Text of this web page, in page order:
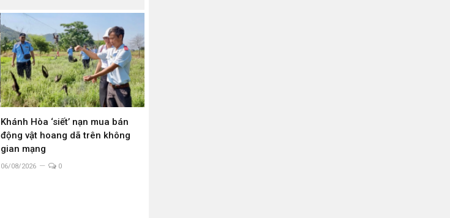
Khánh Hòa ‘siết’ nạn mua bán
động vật hoang dã trên không
gian mạng
06/08/2026 0